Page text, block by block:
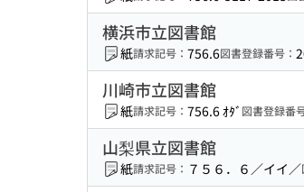
横浜市立図書館
紙請求記号： 756.6図書登録番号：
川崎市立図書館
紙請求記号： 756.6 ｵﾀﾞ 図書登録番
山梨県立図書館
紙請求記号： ７５６．６／イイ／